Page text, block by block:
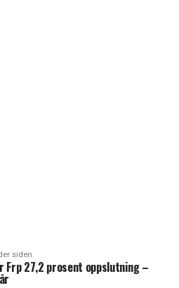
siden
Frp 27,2 prosent oppslutning –